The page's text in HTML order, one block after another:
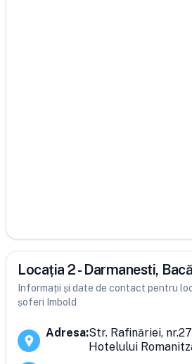
Locația 2 - Darmanesti,
Informații și date de contact pentru
șoferi Imbold
Adresa:Str. Rafinăriei,
Hotelului